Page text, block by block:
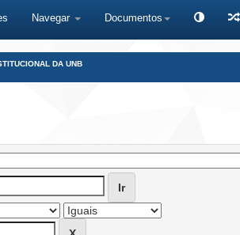
Navegar Documentos
DA UNB